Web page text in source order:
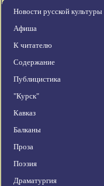
Новости русской культуры
Афиша
К читателю
Содержание
Публицистика
"Курск"
Кавказ
Балканы
Проза
Поэзия
Драматургия